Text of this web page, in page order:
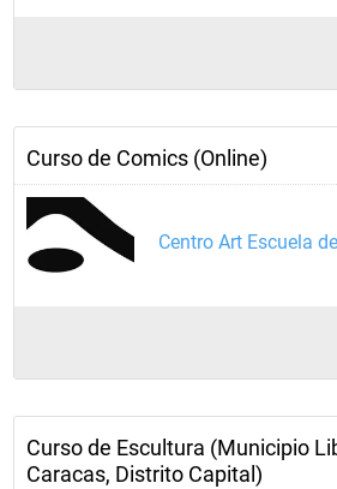
Curso de Comics (Online)
Centro Art Escuela
Curso de Escultura (Municipio
Caracas, Distrito Capital)